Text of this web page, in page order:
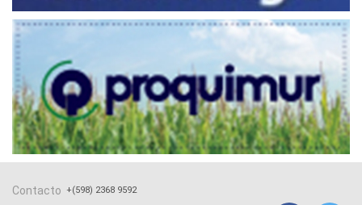
Contacto +(598) 2368 9592